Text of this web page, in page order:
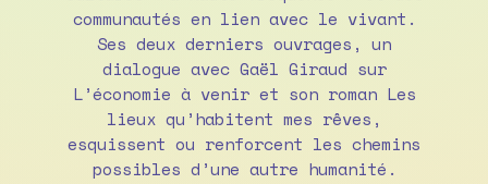
communautés en lien avec le vivant.
Ses deux derniers ouvrages, un
dialogue avec Gaël Giraud sur
L’économie à venir et son roman Les
lieux qu’habitent mes rêves,
esquissent ou renforcent les chemins
possibles d’une autre humanité.